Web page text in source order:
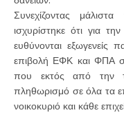
Συνεχίζοντας
ισχυρίστηκε ότι για
ευθύνονται εξωγενείς
επιβολή ΕΦΚ και ΦΠΑ
που εκτός από την
πληθωρισμό σε όλα τα
νοικοκυριό και κάθε